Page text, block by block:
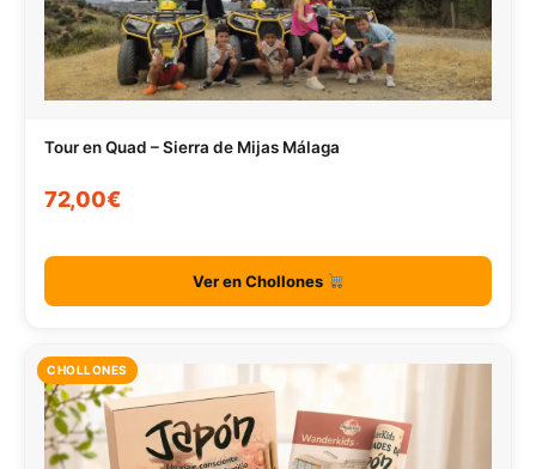
Tour en Quad – Sierra de Mijas Málaga
72,00€
Ver en Chollones
CHOLLONES